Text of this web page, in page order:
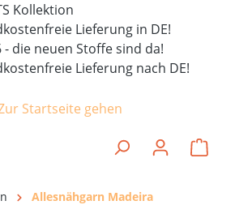
Kollektion
Lieferung in DE!
die neuen Stoffe sind da!
Lieferung nach DE!
Allesnähgarn Madeira